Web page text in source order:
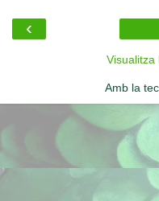
‹
Visualitza
Amb la